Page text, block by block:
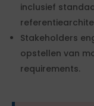
inclusief
Stakeholders
opstellen van
requirements.